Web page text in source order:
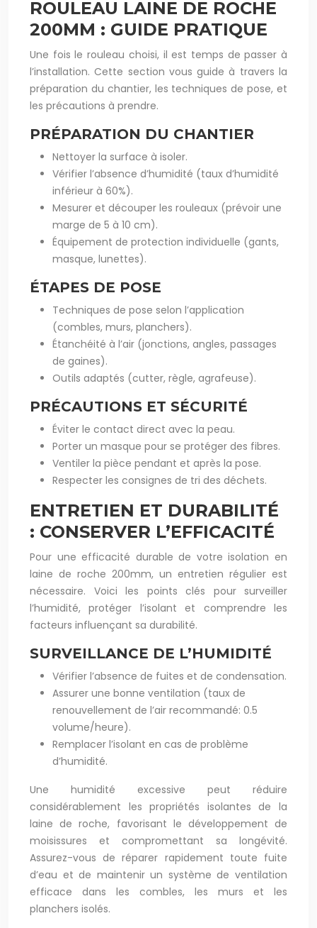
ROULEAU LAINE DE ROCHE
200MM : GUIDE PRATIQUE
Une fois le rouleau choisi, il est temps de passer à
l’installation. Cette section vous guide à travers la
préparation du chantier, les techniques de pose, et
les précautions à prendre.
PRÉPARATION DU CHANTIER
Nettoyer la surface à isoler.
Vérifier l’absence d’humidité (taux d’humidité
inférieur à 60%).
Mesurer et découper les rouleaux (prévoir une
marge de 5 à 10 cm).
Équipement de protection individuelle (gants,
masque, lunettes).
ÉTAPES DE POSE
Techniques de pose selon l’application
(combles, murs, planchers).
Étanchéité à l’air (jonctions, angles, passages
de gaines).
Outils adaptés (cutter, règle, agrafeuse).
PRÉCAUTIONS ET SÉCURITÉ
Éviter le contact direct avec la peau.
Porter un masque pour se protéger des fibres.
Ventiler la pièce pendant et après la pose.
Respecter les consignes de tri des déchets.
ENTRETIEN ET DURABILITÉ
: CONSERVER L’EFFICACITÉ
Pour une efficacité durable de votre isolation en
laine de roche 200mm, un entretien régulier est
nécessaire. Voici les points clés pour surveiller
l’humidité, protéger l’isolant et comprendre les
facteurs influençant sa durabilité.
SURVEILLANCE DE L’HUMIDITÉ
Vérifier l’absence de fuites et de condensation.
Assurer une bonne ventilation (taux de
renouvellement de l’air recommandé: 0.5
volume/heure).
Remplacer l’isolant en cas de problème
d’humidité.
Une humidité excessive peut réduire
considérablement les propriétés isolantes de la
laine de roche, favorisant le développement de
moisissures et compromettant sa longévité.
Assurez-vous de réparer rapidement toute fuite
d’eau et de maintenir un système de ventilation
efficace dans les combles, les murs et les
planchers isolés.